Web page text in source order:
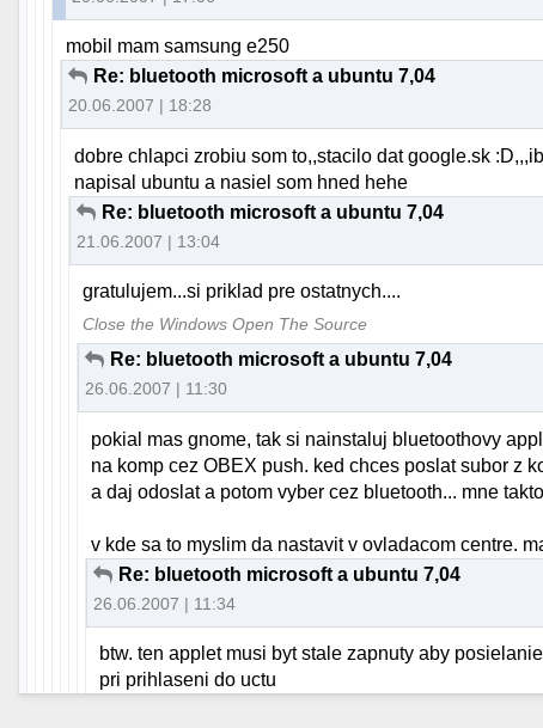
mobil mam samsung e250
Re: bluetooth microsoft a ubuntu 7,04
20.06.2007 | 18:28
dobre chlapci zrobiu som to,,stacilo dat google.sk
napisal ubuntu a nasiel som hned hehe
Re: bluetooth microsoft a ubuntu 7,04
21.06.2007 | 13:04
gratulujem...si priklad pre ostatnych....
Close the Windows Open The Source
Re: bluetooth microsoft a ubuntu 7,04
26.06.2007 | 11:30
pokial mas gnome, tak si nainstaluj bluetoothovy
na komp cez OBEX push. ked chces poslat subor z
a daj odoslat a potom vyber cez bluetooth... mne
v kde sa to myslim da nastavit v ovladacom centre.
Re: bluetooth microsoft a ubuntu 7,04
26.06.2007 | 11:34
btw. ten applet musi byt stale zapnuty aby
pri prihlaseni do uctu